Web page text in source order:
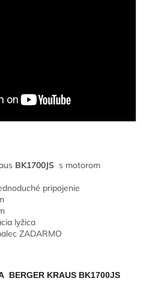
BK1700JS s motorom
pripojenie
lyžica
ZADARMO
BERGER KRAUS BK1700JS